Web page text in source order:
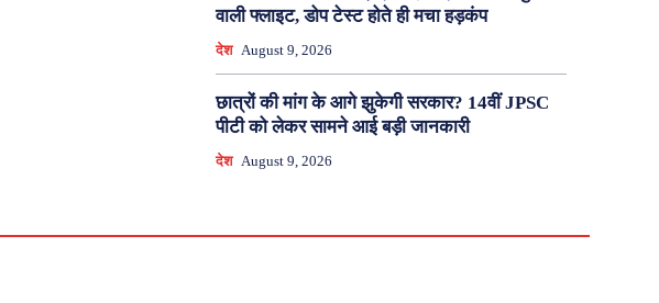
वाली फ्लाइट, डोप टेस्ट होते ही मचा हड़कंप
देश August 9, 2026
छात्रों की मांग के आगे झुकेगी सरकार? 14वीं JPSC
पीटी को लेकर सामने आई बड़ी जानकारी
देश August 9, 2026